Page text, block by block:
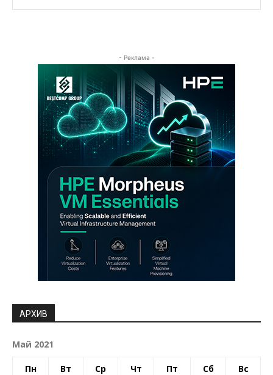
- Реклама -
АРХИВ
Май 2021
Пн Вт Ср Чт Пт Сб Вс